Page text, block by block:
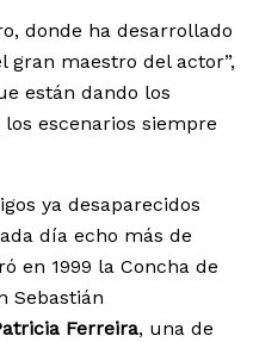
donde ha desarrollado
gran maestro del actor”,
están dando los
escenarios siempre
ya desaparecidos
día echo más de
en 1999 la Concha de
Sebastián
Ferreira, una de